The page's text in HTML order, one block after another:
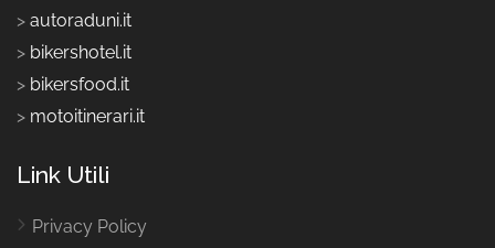
> autoraduni.it
> bikershotel.it
> bikersfood.it
> motoitinerari.it
Link Utili
Privacy Policy